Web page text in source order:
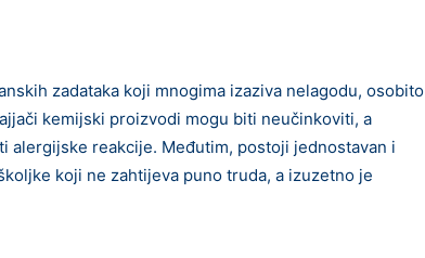
zadataka koji mnogima izaziva nelagodu, osobito
kemijski proizvodi mogu biti neučinkoviti, a
alergijske reakcije. Međutim, postoji jednostavan i
koji ne zahtijeva puno truda, a izuzetno je